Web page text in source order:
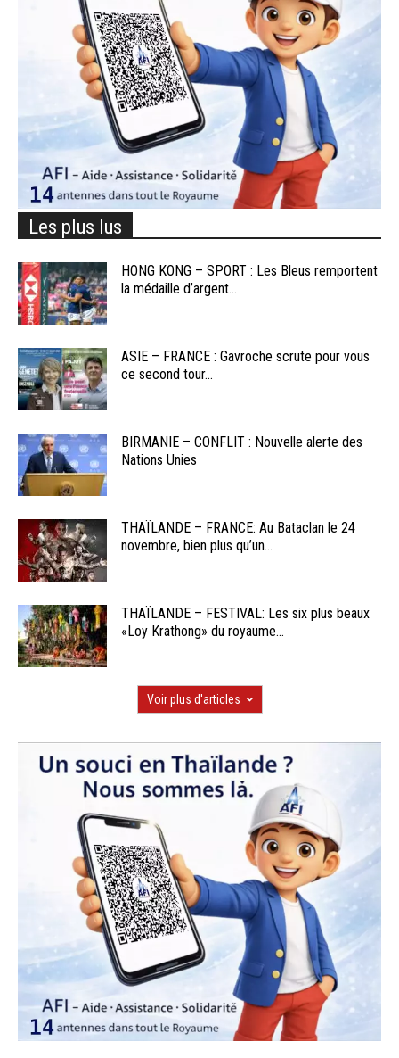
Les plus lus
HONG KONG – SPORT : Les Bleus remportent
la médaille d’argent...
ASIE – FRANCE : Gavroche scrute pour vous
ce second tour...
BIRMANIE – CONFLIT : Nouvelle alerte des
Nations Unies
THAÏLANDE – FRANCE: Au Bataclan le 24
novembre, bien plus qu’un...
THAÏLANDE – FESTIVAL: Les six plus beaux
«Loy Krathong» du royaume...
Voir plus d'articles